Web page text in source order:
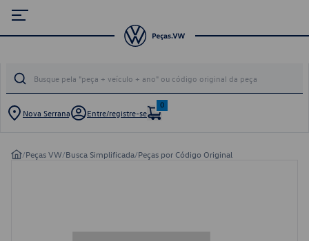
Nova Serrana Entre/registre-se
0
/Peças VW/Busca Simplificada/Peças por Código Original